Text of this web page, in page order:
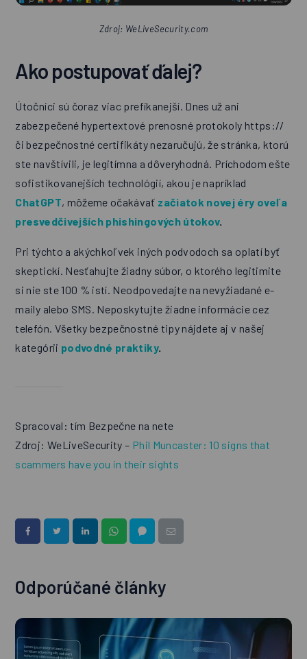
Zdroj: WeLiveSecurity.com
Ako postupovať ďalej?
Útočníci sú čoraz viac prefíkanejší. Dnes už ani
zabezpečené hypertextové prenosné protokoly https://
či bezpečnostné certifikáty nezaručujú, že stránka, ktorú
ste navštívili, je legitímna a dôveryhodná. Príchodom ešte
sofistikovanejších technológií, akou je napríklad
ChatGPT, môžeme očakávať začiatok novej éry oveľa
presvedčivejších phishingových útokov.
Pri týchto a akýchkoľvek iných podvodoch sa oplatí byť
skeptickí. Nesťahujte žiadny súbor, o ktorého legitimite
si nie ste 100 % istí. Neodpovedajte na nevyžiadané e-
maily alebo SMS. Neposkytujte žiadne informácie cez
telefón. Všetky bezpečnostné tipy nájdete aj v našej
kategórii podvodné praktiky.
Spracoval: tím Bezpečne na nete
Zdroj: WeLiveSecurity – Phil Muncaster: 10 signs that
scammers have you in their sights
Odporúčané články